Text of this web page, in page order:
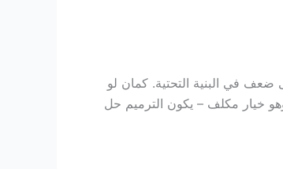
ضعف في البنية التحتية. كمان لو
وهو خيار مكلف – يكون الترميم حل